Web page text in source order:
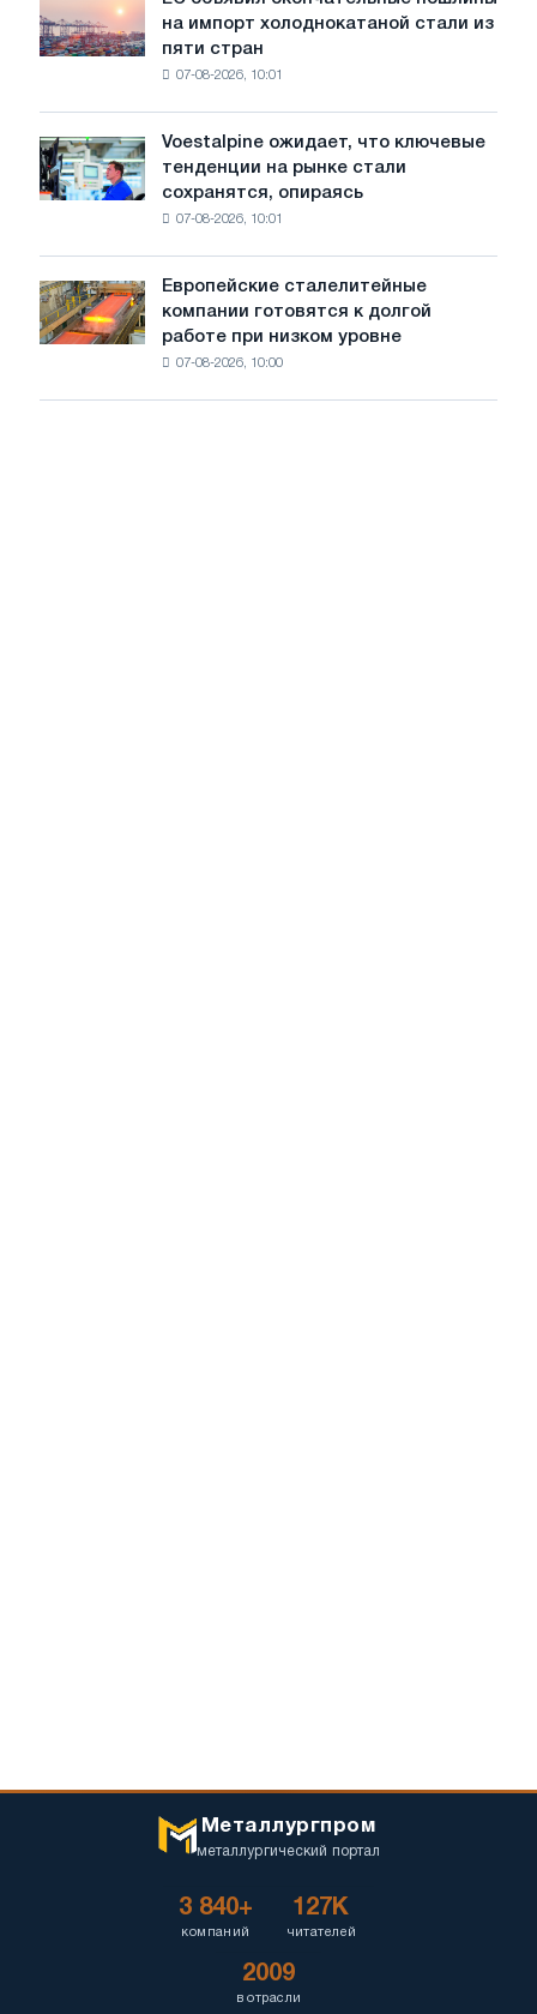
трамвайных
путей
Москвы
Ярославля
объявил
окончательные
холоднокатаной
стали
из
стран
на импорт холоднокатаной стали из
пяти стран
07-08-2026, 10:01
Voestalpine
ожидает,
что
рынке
стали
сохранятся,
на
Voestalpine ожидает, что ключевые
тенденции на рынке стали
сохранятся, опираясь
07-08-2026, 10:01
Европейские
сталелитейные
компании
Европейские сталелитейные
компании готовятся к долгой
работе при низком уровне
07-08-2026, 10:00
Металлургпром
металлургический портал
3 840+
компаний
127K
читателей
2009
в отрасли